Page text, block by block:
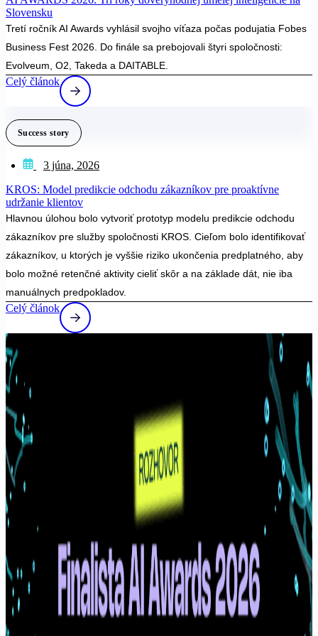
Slovensku
Tretí ročník AI Awards vyhlásil svojho víťaza počas podujatia Fobes
Business Fest 2026. Do finále sa prebojovali štyri spoločnosti:
Evolveum, O2, Takeda a DAITABLE.
Celý článok
Success story
3 júna, 2026
KROS: Model predikcie odchodu zákazníkov pre proaktívne
udržanie klientov
Hlavnou úlohou bolo vytvoriť prototyp modelu predikcie odchodu
zákazníkov pre služby spoločnosti KROS. Cieľom bolo identifikovať
zákazníkov, u ktorých je vyššie riziko ukončenia predplatného, aby
bolo možné retenčné aktivity cieliť skôr a na základe dát, nie iba
manuálnych predpokladov.
Celý článok